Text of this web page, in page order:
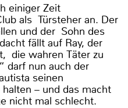
einiger Zeit
als Türsteher an. Der
und der Sohn des
fällt auf Ray, der
die wahren Täter zu
darf nun auch der
seinen
– und das macht
nicht mal schlecht.